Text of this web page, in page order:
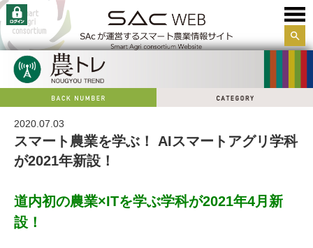
サイ
2020.07.03
スマート農業を学ぶ！ AIスマートアグリ学科
が2021年新設！
道内初の農業×ITを学ぶ学科が2021年4月新
設！